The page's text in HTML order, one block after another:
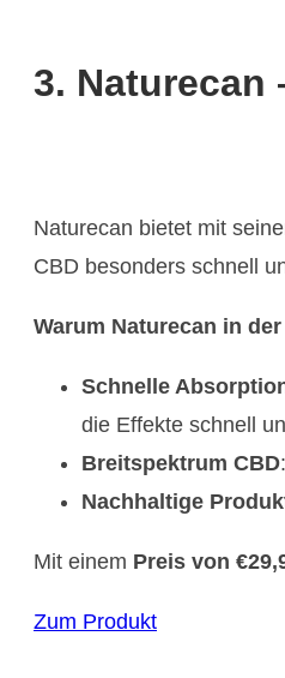
3. Naturecan
Naturecan bietet mit
CBD besonders schnell
Warum Naturecan in
Schnelle
die Effekte schnell
Breitspektrum CBD
Nachhaltige
Mit einem Preis von
Zum Produkt